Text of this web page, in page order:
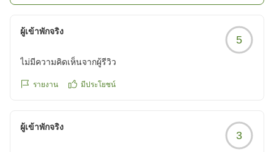
ผู้เข้าพักจริง
5
ไม่มีความคิดเห็นจากผู้รีวิว
รายงาน มีประโยชน์
ผู้เข้าพักจริง
3